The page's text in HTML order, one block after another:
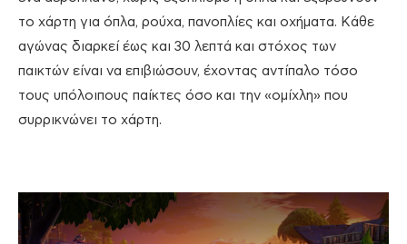
το χάρτη για όπλα, ρούχα, πανοπλίες και οχήματα. Κάθε
αγώνας διαρκεί έως και 30 λεπτά και στόχος των
παικτών είναι να επιβιώσουν, έχοντας αντίπαλο τόσο
τους υπόλοιπους παίκτες όσο και την «ομίχλη» που
συρρικνώνει το χάρτη.